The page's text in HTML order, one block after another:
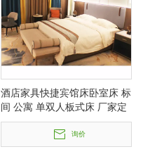
酒店家具快捷宾馆床卧室床 标
间 公寓 单双人板式床 厂家定
制
询价